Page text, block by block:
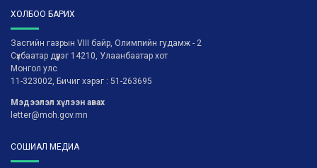
ХОЛБОО БАРИХ
Засгийн газрын VIII байр, Олимпийн гудамж - 2
Сүхбаатар дүүрэг 14210, Улаанбаатар хот
Монгол улс
11-323002, Бичиг хэрэг : 51-263695
Мэдээлэл хүлээн авах
letter@moh.gov.mn
СОШИАЛ МЕДИА